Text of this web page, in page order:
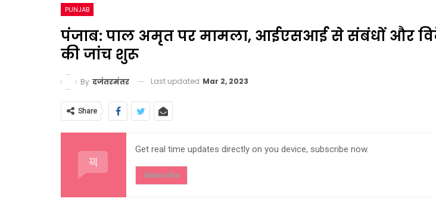
PUNJAB
पंजाब: पाल अमृत पर मामला, आईएसआई से संबंधों और
की जांच शुरू
By दजंतरमंतर Last updated Mar 2, 2023
Share
Get real time updates directly on you device, subscribe now.
Subscribe